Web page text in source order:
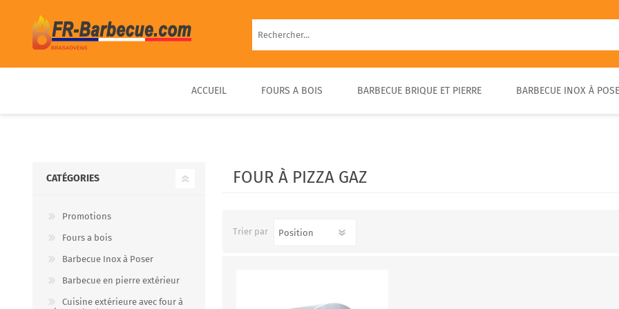
ACCUEIL FOURS A BOIS
D’EXTÉRIEUR COMPACT &
PORTABLE
PRÊT À UTILISER
BARBECUE BRIQUE ET PIERRE BARBECUE INOX À
FOUR À PIZZA GAZ
Trier par
CATÉGORIES
Promotions
Fours a bois
Barbecue Inox à Poser
Barbecue en pierre extérieur
Cuisine extérieure avec four à